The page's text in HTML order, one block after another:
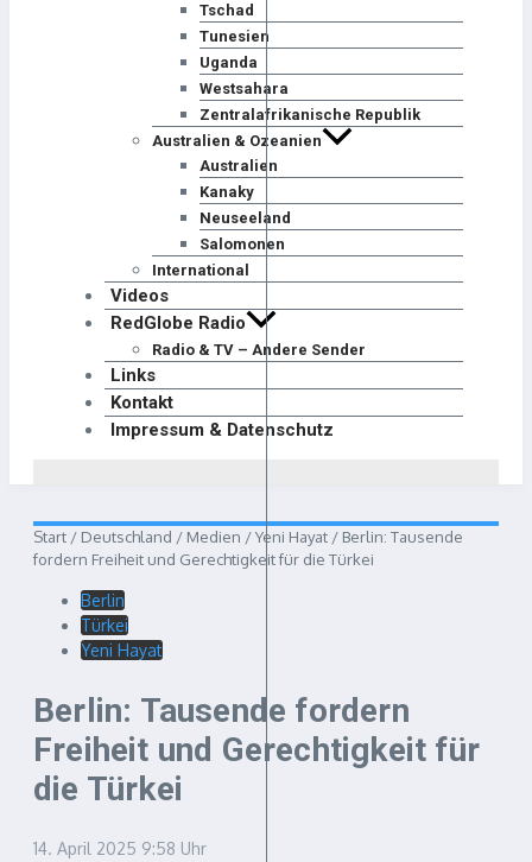
Tschad
Tunesien
Uganda
Westsahara
Zentralafrikanische Republik
Australien & Ozeanien
Australien
Kanaky
Neuseeland
Salomonen
International
Videos
RedGlobe Radio
Radio & TV – Andere Sender
Links
Kontakt
Impressum & Datenschutz
Start / Deutschland / Medien /Yeni Hayat / Berlin: Tausende
fordern Freiheit und Gerechtigkeit für die Türkei
Berlin
Türkei
Yeni Hayat
Berlin: Tausende fordern
Freiheit und Gerechtigkeit für
die Türkei
14. April 2025 9:58 Uhr